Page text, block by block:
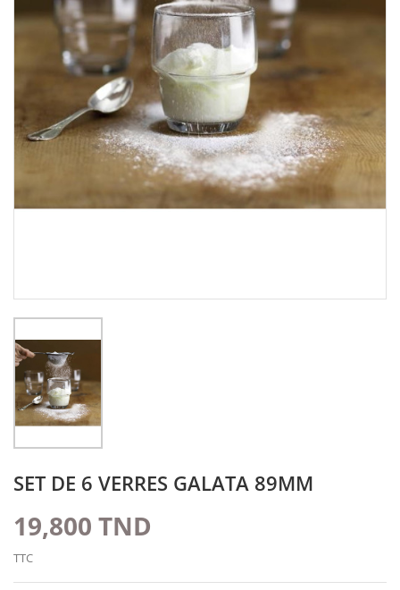
SET DE 6 VERRES GALATA 89MM
19,800 TND
TTC